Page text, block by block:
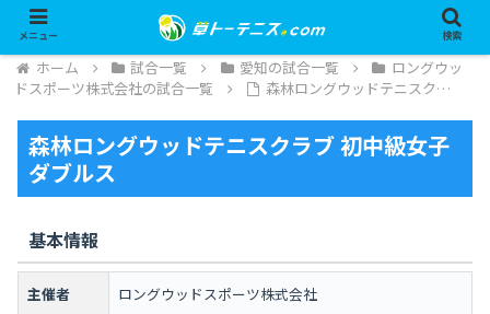
ホーム 試合一覧 愛知の試合一覧
ロングウッ
ドスポーツ株式会社の試合一覧
森林ロングウッドテニスク…
森林ロングウッドテニスクラブ 初中級女子
ダブルス
基本情報
主催者 ロングウッドスポーツ株式会社
メニュー 検索